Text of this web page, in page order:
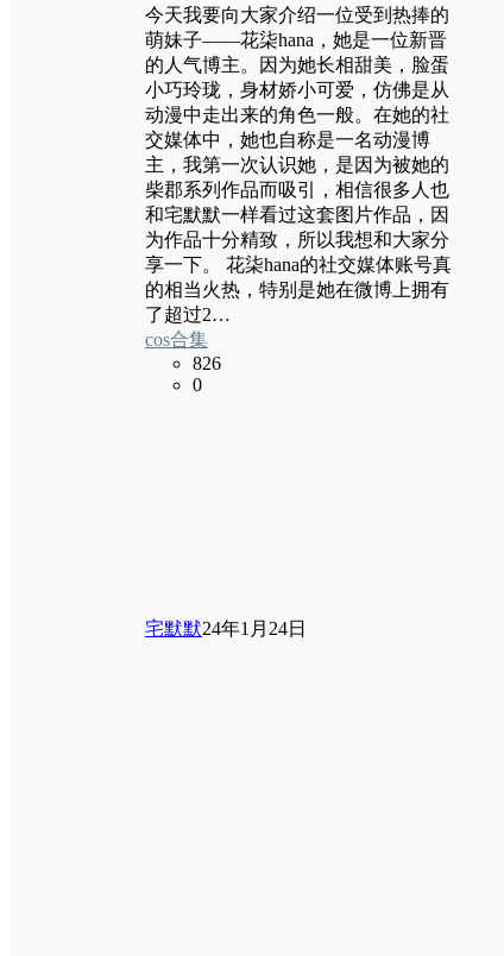
今天我要向大家介绍一位受到热捧的
萌妹子——花柒hana，她是一位新晋
的人气博主。因为她长相甜美，脸蛋
小巧玲珑，身材娇小可爱，仿佛是从
动漫中走出来的角色一般。在她的社
交媒体中，她也自称是一名动漫博
主，我第一次认识她，是因为被她的
柴郡系列作品而吸引，相信很多人也
和宅默默一样看过这套图片作品，因
为作品十分精致，所以我想和大家分
享一下。 花柒hana的社交媒体账号真
的相当火热，特别是她在微博上拥有
了超过2…
cos合集
826
0
宅默默24年1月24日